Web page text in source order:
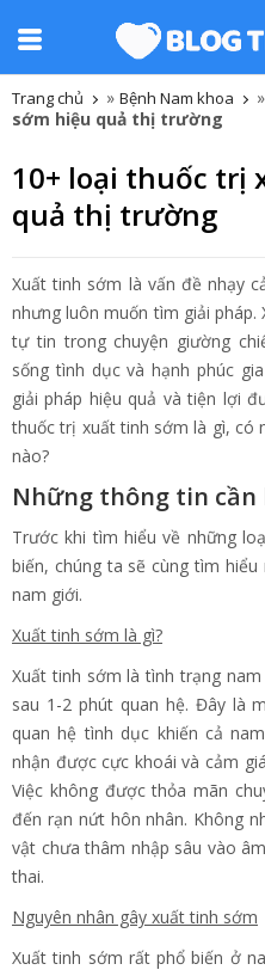
Trang chủ » Bệnh Nam khoa »
sớm hiệu quả thị trường
10+ loại thuốc trị
quả thị trường
Xuất tinh sớm là vấn đề nhạy
nhưng luôn muốn tìm giải
tự tin trong chuyện giường
sống tình dục và hạnh phúc
giải pháp hiệu quả và tiện lợi
thuốc trị xuất tinh sớm là gì, có
nào?
Những thông tin
Trước khi tìm hiểu về những
biến, chúng ta sẽ cùng tìm
nam giới.
Xuất tinh sớm là gì?
Xuất tinh sớm là tình trạng
sau 1-2 phút quan hệ. Đây là
quan hệ tình dục khiến cả
nhận được cực khoái và cảm
Việc không được thỏa mãn
đến rạn nứt hôn nhân. Không
vật chưa thâm nhập sâu vào
thai.
Nguyên nhân gây xuất tinh sớm
Xuất tinh sớm rất phổ biến ở